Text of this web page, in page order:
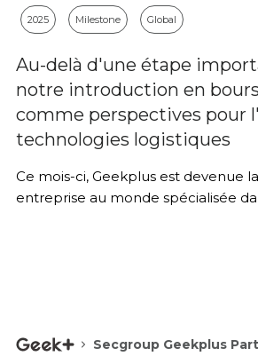
2025 Milestone Global
Au-delà d'une étape
notre introduction en
comme perspectives pour
technologies logistiques
Ce mois-ci, Geekplus est devenue
entreprise au monde spécialisée
Secgroup Geekplus